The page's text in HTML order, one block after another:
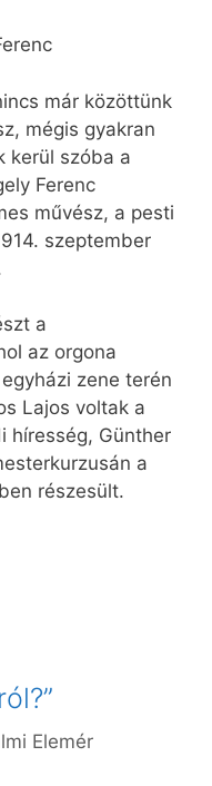
már közöttünk
mégis gyakran
kerül szóba a
Ferenc
művész, a pesti
szeptember
a
az orgona
zene terén
Lajos voltak a
híresség, Günther
a
részesült.
Elemér